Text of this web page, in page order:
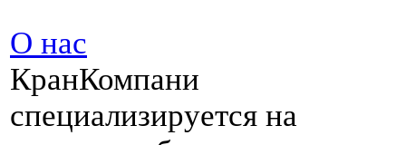
О нас
КранКомпани
специализируется на